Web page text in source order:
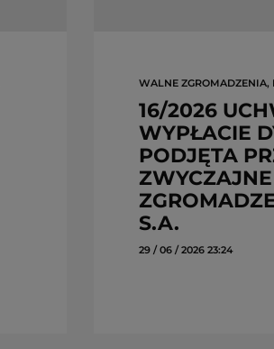
WALNE
16/2026
WYPŁACIE
PODJĘTA
S.A.
29 / 06 / 2026 23:24